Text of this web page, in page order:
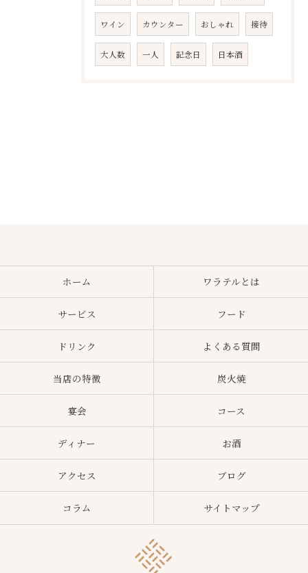
ワイン カウンター おしゃれ 接待
大人数 一人 記念日 日本酒
ホーム ワラテルとは
サービス フード
ドリンク よくある質問
当店の特徴 炭火焼
宴会 コース
ディナー お酒
アクセス ブログ
コラム サイトマップ